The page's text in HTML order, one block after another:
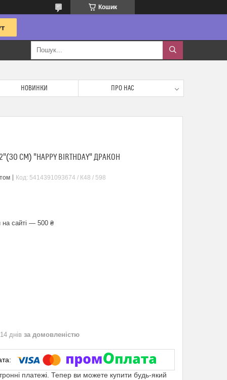
Кошик
НОВИНКИ ПРО НАС
СМ) "HAPPY BIRTHDAY" ДРАКОН
Код: 5414391093674 / К48 / 598
на сайті — 500 ₴
днів за домовленістю
платежі. Тепер ви можете купити будь-який